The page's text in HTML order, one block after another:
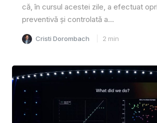
că, în cursul acestei zile, a efectuat
preventivă și controlată a...
Cristi Dorombach 2 min